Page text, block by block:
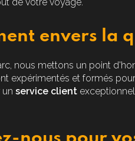
envers la
nous mettons un point
expérimentés et formés
un service client